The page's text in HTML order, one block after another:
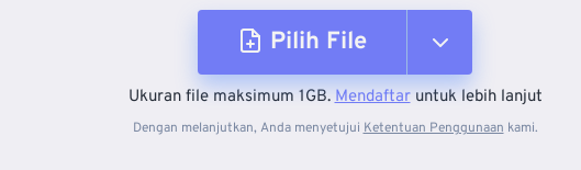
Pilih File
Dari Perangkat
Ukuran file maksimum 1GB.Mendaftaruntuk lebih lanjut
Dengan melanjutkan, Anda menyetujui Ketentuan Penggunaan kami.